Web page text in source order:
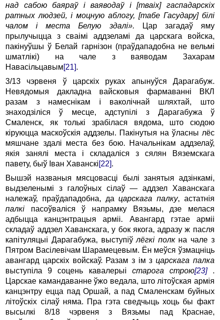
над сабою баяраў і ваяводаў і [тваіх] гаспадарскіх
ратных людзей, і моцную аблогу, [табе Гасудару] білі
чалом і места Белую здалі».
Цар загадаў яму
прылучыцца з сваімі аддзеламі да царскага войска,
пакінуўшы ў Белай гарнізон (праўдападобна не вельмі
шматлікі) на чале з ваяводам Захарам
Навасільцавым[21].
3/13 чэрвеня ў царскіх руках апынуўся Дарагабуж.
Невядомыя дакладна вайсковыя фармаванні ВКЛ
разам з намеснікам і ваколічнай шляхтай, што
знаходзіліся ў месце, адступілі з Дарагабужа ў
Смаленск, як толькі зрабілася вядома, што сюдою
кіруюцца маскоўскія аддзелы. Пакінутыя на ўласны лёс
мяшчане здалі места без бою. Начальнікам аддзелаў,
якія занялі места і складаліся з сялян Вяземскага
павету, быў Іван Хаванскі[22].
Вышэй названыя мясцовасці былі занятыя адзінкамі,
выдзеленымі з галоўных сілаў — аддзел Хаванскага
належаў, праўдападобна, дацарскага палку, астатнія
палкі пасоўваліся ў напрамку Вязьмы, дзе мелася
адбыцца канцэнтрацыя арміі. Авангард гэтае арміі
складаў аддзел Хаванскага, у бок якога, адразу ж пасля
капітуляцыі Дарагабужа, выступіўлёгкі полкна чале з
Пятром Васілевічам Шарамецевым. Ён меўся ўзмацніць
авангард царскіх войскаў. Разам з ім зцарскага палка
выступіла 9 соцень кавалерыі старога строю[23].
Царскае камандаванне ўжо ведала, што літоўская армія
канцэнтру ецца пад Оршай, а пад Смаленскам буйных
літоўскіх сілаў няма. Пра гэта сведчыць хоць бы факт
высылкі 8/18 чэрвеня з Вязьмы пад Краснае,